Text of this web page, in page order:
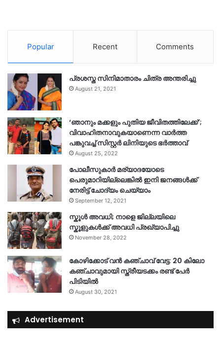
Popular Recent Comments
പ്രശസ്ത സിനിമാതാരം ചിത്ര അന്തരിച്ചു
August 21, 2021
‘ഞാനും മക്കളും പുതിയ ജീവിതത്തിലേക്ക്’;
വിവാഹിതനാവുകയാണെന്ന വാർത്ത
പങ്കുവച്ച് സിസ്റ്റർ ലിനിയുടെ ഭർത്താവ്
August 25, 2022
പോലീസുകാര്‍ മര്യാദയോടെ
പെരുമാറിയില്ലെങ്കില്‍ ഇനി ജനങ്ങള്‍ക്ക്
നേരിട്ട് ചോദ്യം ചെയ്യാം
September 12, 2021
സ്കൂൾ അവധി; നാളെ ജില്ലയിലെ
സ്കൂളുകൾക്ക് അവധി പ്രഖ്യാപിച്ചു
November 28, 2022
കോഴിക്കോട് വൻ കഞ്ചാവ് വേട്ട: 20 കിലോ
കഞ്ചാവുമായി സ്ത്രീയടക്കം രണ്ട് പേർ
പിടിയിൽ
August 30, 2021
Advertisement